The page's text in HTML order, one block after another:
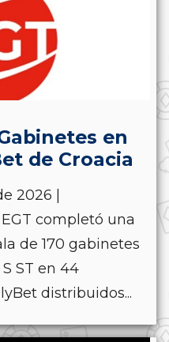
en
de Croacia
2026 |
completó una
de 170 gabinetes
ST en 44
distribuidos...